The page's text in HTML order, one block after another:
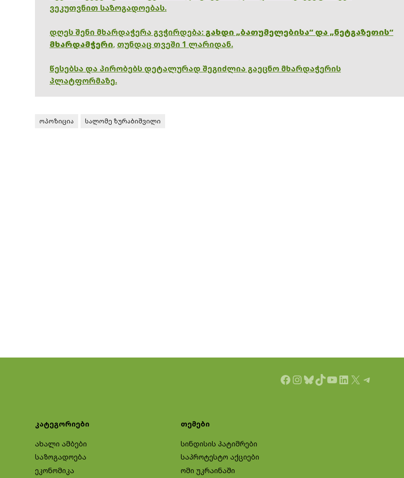
ვეკუთვნით საზოგადოებას.
დღეს შენი მხარდაჭერა გვჭირდება: გახდი „ბათუმელებისა“ და „ნეტგაზეთის“
მხარდამჭერი, თუნდაც თვეში 1 ლარიდან.
წესებსა და პირობებს დეტალურად შეგიძლია გაეცნო მხარდაჭერის
პლატფორმაზე.
ოპოზიცია სალომე ზურაბიშვილი
Facebook
Instagram
Bluesky
TikTok
YouTube
LinkedIn
X Telegram
კატეგორიები
ახალი ამბები
საზოგადოება
ეკონომიკა
თემები
სინდისის პატიმრები
საპროტესტო აქციები
ომი უკრაინაში